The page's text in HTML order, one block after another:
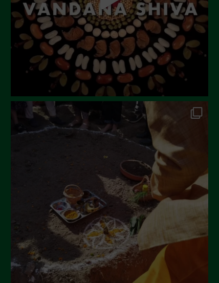
Maggio 2023
Aprile 2023
Marzo 2023
Febbraio 2023
Dicembre 2022
Novembre 2022
Ottobre 2022
Settembre 2022
Aprile 2022
Marzo 2022
Febbraio 2022
Gennaio 2022
Dicembre 2021